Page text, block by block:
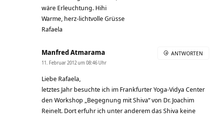
wäre Erleuchtung. Hihi
Warme, herz-lichtvolle Grüsse
Rafaela
Manfred Atmarama
11. Februar 2012 um 08:46 Uhr
Liebe Rafaela,
letztes Jahr besuchte ich im Frankfurter Yoga-Vidya Center
den Workshop „Begegnung mit Shiva“ von Dr. Joachim
Reinelt. Dort erfuhr ich unter anderem das Shiva keine
ANTWORTEN